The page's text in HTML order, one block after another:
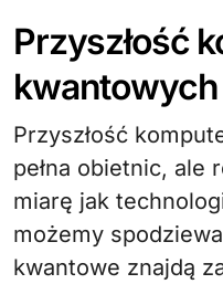
Przyszłość
kwantowych
Przyszłość
pełna obietnic, ale
miarę jak
możemy
kwantowe znajdą